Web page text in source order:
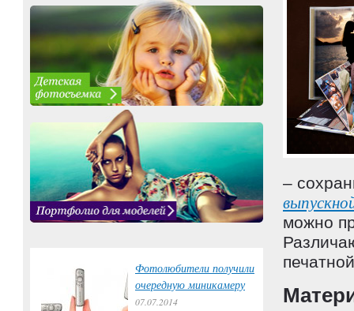
–
можно
Фотолюбители получили
очередную миникамеру
07.07.2014